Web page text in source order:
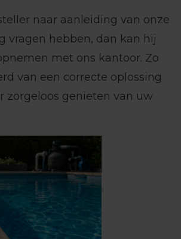
naar aanleiding van onze
vragen hebben, dan kan hij
met ons kantoor. Zo
van een correcte oplossing
zorgeloos genieten van uw